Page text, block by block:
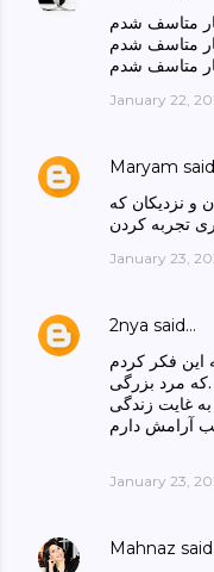
متاسف شدم
متاسف شدم
متاسف شدم
January 22,
Maryam
نزدیکان که
January 23,
2nya said…
این فکر کردم
که مرد بزرگی.
غایت زندگی
January 23,
Mahnaz